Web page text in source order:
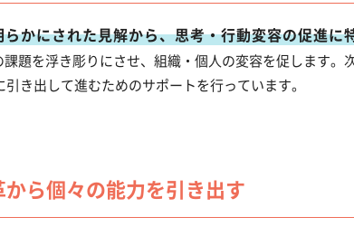
らかにされた見解から、思考・行動変容の促進に
課題を浮き彫りにさせ、組織・個人の変容を促します。
き出して進むためのサポートを行っています。
ら個々の能力を引き出す